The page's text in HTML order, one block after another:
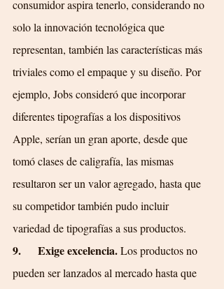
consumidor aspira tenerlo, considerando no
solo la innovación tecnológica que
representan, también las características más
triviales como el empaque y su diseño. Por
ejemplo, Jobs consideró que incorporar
diferentes tipografías a los dispositivos
Apple, serían un gran aporte, desde que
tomó clases de caligrafía, las mismas
resultaron ser un valor agregado, hasta que
su competidor también pudo incluir
variedad de tipografías a sus productos.
9.      Exige excelencia. Los productos no
pueden ser lanzados al mercado hasta que